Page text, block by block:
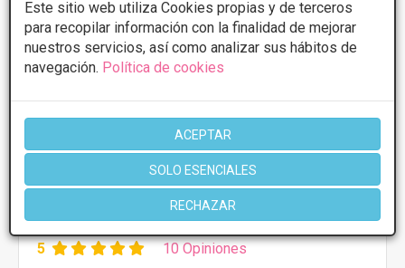
Este sitio web utiliza Cookies propias y de terceros
para recopilar información con la finalidad de mejorar
nuestros servicios, así como analizar sus hábitos de
navegación. Política de cookies
ACEPTAR
SOLO ESENCIALES
RECHAZAR
Clínicas DH - Medicina Estética Avanzada
5 10 Opiniones